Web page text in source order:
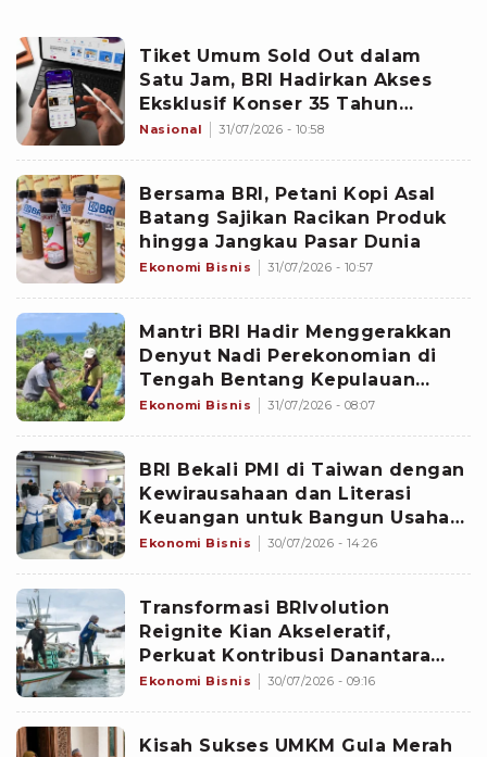
Tiket Umum Sold Out dalam
Satu Jam, BRI Hadirkan Akses
Eksklusif Konser 35 Tahun
Twilite Orchestra Lewat BRImo
Nasional 31/07/2026 - 10:58
Bersama BRI, Petani Kopi Asal
Batang Sajikan Racikan Produk
hingga Jangkau Pasar Dunia
Ekonomi Bisnis 31/07/2026 - 10:57
Mantri BRI Hadir Menggerakkan
Denyut Nadi Perekonomian di
Tengah Bentang Kepulauan
Talaud
Ekonomi Bisnis 31/07/2026 - 08:07
BRI Bekali PMI di Taiwan dengan
Kewirausahaan dan Literasi
Keuangan untuk Bangun Usaha
Produktif
Ekonomi Bisnis 30/07/2026 - 14:26
Transformasi BRIvolution
Reignite Kian Akseleratif,
Perkuat Kontribusi Danantara
bagi Perekonomian Nasional
Ekonomi Bisnis 30/07/2026 - 09:16
Kisah Sukses UMKM Gula Merah